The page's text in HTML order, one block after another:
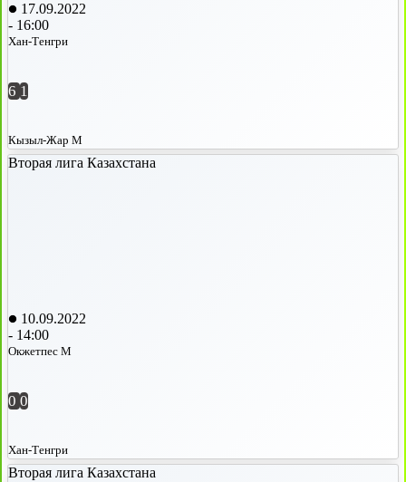
17.09.2022
- 16:00
Хан-Тенгри
6 1
Кызыл-Жар М
Вторая лига Казахстана
10.09.2022
- 14:00
Окжетпес М
0 0
Хан-Тенгри
Вторая лига Казахстана